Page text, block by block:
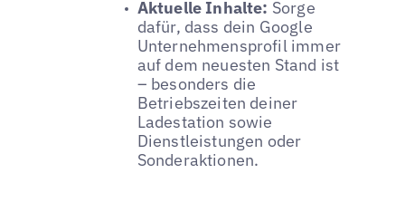
Aktuelle Inhalte: Sorge
dafür, dass dein Google
Unternehmensprofil immer
auf dem neuesten Stand ist
– besonders die
Betriebszeiten deiner
Ladestation sowie
Dienstleistungen oder
Sonderaktionen.